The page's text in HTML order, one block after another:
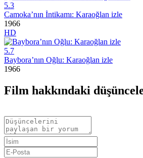
5.3
Camoka’nın İntikamı: Karaoğlan izle
1966
HD
5.7
Baybora’nın Oğlu: Karaoğlan izle
1966
Film hakkındaki